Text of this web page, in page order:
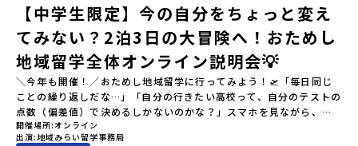
【中学生限定】今の自分をちょっと変え
てみない？2泊3日の大冒険へ！おためし
地域留学全体オンライン説明会💡
＼今年も開催！／おためし地域留学に行ってみよう！🛫「毎日同じ
ことの繰り返しだな…」「自分の行きたい高校って、自分のテストの
点数（偏差値）で決めるしかないのかな？」スマホを見ながら、進
路にモヤモヤしているそこのあなたへ！👀テストの点数ではなく、
あなたの「ワクワク（＝自分軸）」で進路を選ぶ。そんな新しい選
開催場所 オンライン
出演 地域みらい留学事務局